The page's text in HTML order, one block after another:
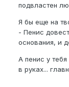
подвластен
Я бы еще на
- Пенис
основания, и
А пенис у
в руках...